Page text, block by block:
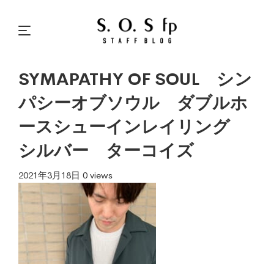
SYMAPATHY OF SOUL シン
パシーオブソウル ダブルホ
ースシューインレイリング
シルバー ターコイズ
2021年3月18日 0 views